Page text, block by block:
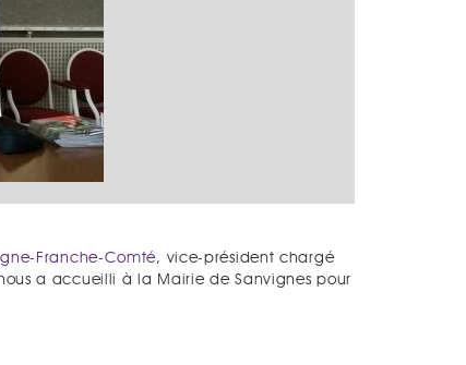
Franche-Comté, vice-président chargé
a accueilli à la Mairie de Sanvignes pour